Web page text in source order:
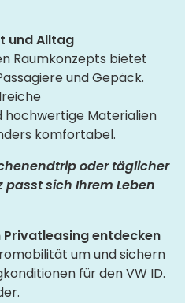
und Alltag
Raumkonzepts bietet
und Gepäck.
hochwertige Materialien
komfortabel.
oder täglicher
passt sich Ihrem Leben
Privatleasing entdecken
um und sichern
für den VW ID.